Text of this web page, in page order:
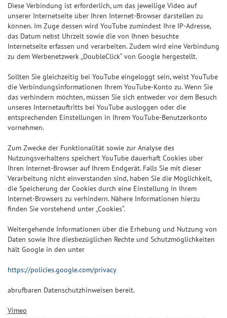
Diese Verbindung ist erforderlich, um das jeweilige Video auf
unserer Internetseite über Ihren Internet-Browser darstellen zu
können. Im Zuge dessen wird YouTube zumindest Ihre IP-Adresse,
das Datum nebst Uhrzeit sowie die von Ihnen besuchte
Internetseite erfassen und verarbeiten. Zudem wird eine Verbindung
zu dem Werbenetzwerk „DoubleClick“ von Google hergestellt.
Sollten Sie gleichzeitig bei YouTube eingeloggt sein, weist YouTube
die Verbindungsinformationen Ihrem YouTube-Konto zu. Wenn Sie
das verhindern möchten, müssen Sie sich entweder vor dem Besuch
unseres Internetauftritts bei YouTube ausloggen oder die
entsprechenden Einstellungen in Ihrem YouTube-Benutzerkonto
vornehmen.
Zum Zwecke der Funktionalität sowie zur Analyse des
Nutzungsverhaltens speichert YouTube dauerhaft Cookies über
Ihren Internet-Browser auf Ihrem Endgerät. Falls Sie mit dieser
Verarbeitung nicht einverstanden sind, haben Sie die Möglichkeit,
die Speicherung der Cookies durch eine Einstellung in Ihrem
Internet-Browsers zu verhindern. Nähere Informationen hierzu
finden Sie vorstehend unter „Cookies“.
Weitergehende Informationen über die Erhebung und Nutzung von
Daten sowie Ihre diesbezüglichen Rechte und Schutzmöglichkeiten
hält Google in den unter
https://policies.google.com/privacy
abrufbaren Datenschutzhinweisen bereit.
Vimeo